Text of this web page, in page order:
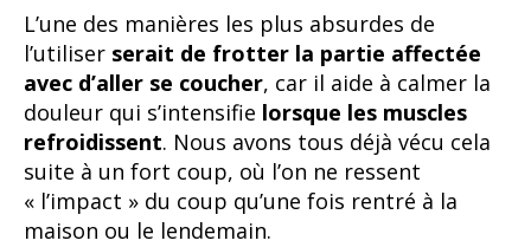
L’une des manières les plus absurdes de
l’utiliser serait de frotter la partie affectée
avec d’aller se coucher, car il aide à calmer la
douleur qui s’intensifie lorsque les muscles
refroidissent. Nous avons tous déjà vécu cela
suite à un fort coup, où l’on ne ressent
« l’impact » du coup qu’une fois rentré à la
maison ou le lendemain.